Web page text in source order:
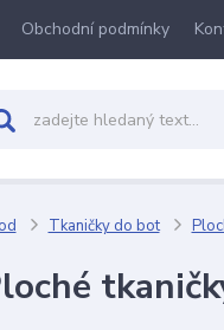
Obchodní podmínky
Tkaničky do bot